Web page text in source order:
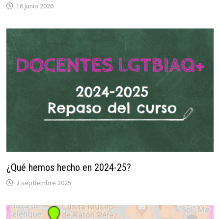
16 junio 2026
¿Qué hemos hecho en 2024-25?
2 septiembre 2025